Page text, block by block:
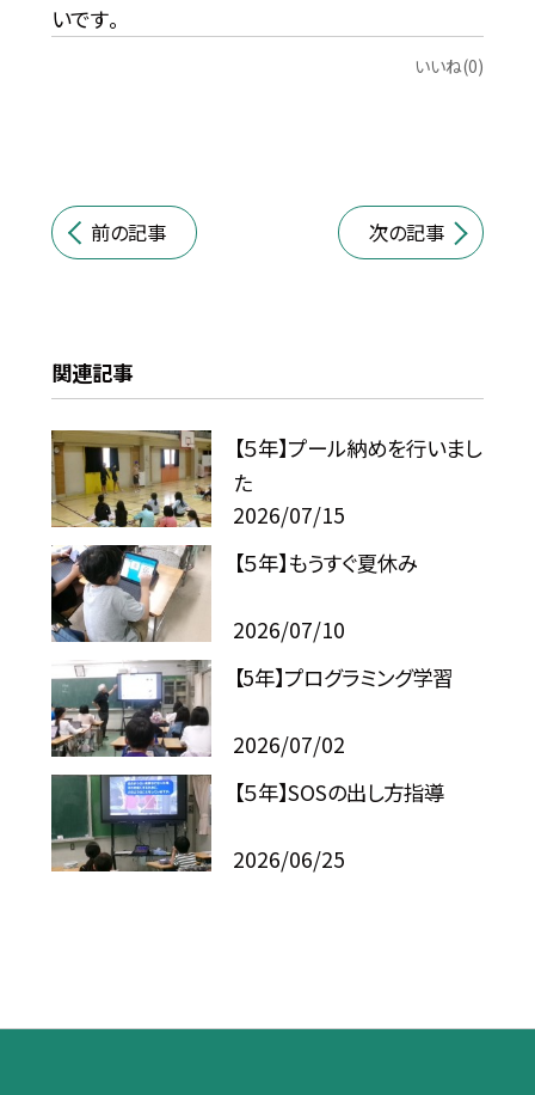
いです。
いいね(0)
前の記事 次の記事
関連記事
【５年】プール納めを行いまし
た
2026/07/15
【５年】もうすぐ夏休み
2026/07/10
【5年】プログラミング学習
2026/07/02
【５年】SOSの出し方指導
2026/06/25